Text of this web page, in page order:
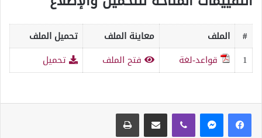
# الملف معاينة الملف
تحميل الملف
1
قواعد-لغة فتح الملف تحميل